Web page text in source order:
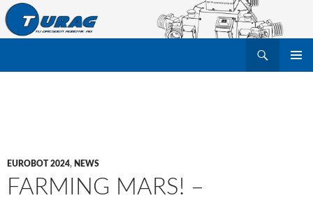
EUROBOT 2024, NEWS
FARMING MARS! –